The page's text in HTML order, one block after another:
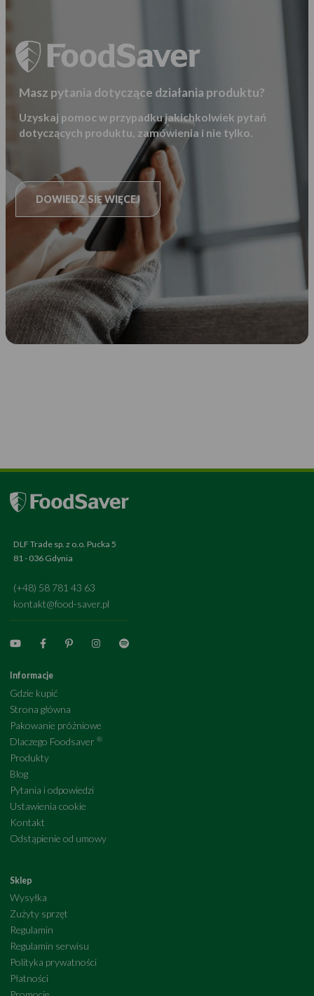
Masz pytania dotyczące działania produktu?
Uzyskaj pomoc w przypadku jakichkolwiek pytań
dotyczących produktu, zamówienia i nie tylko.
DOWIEDZ SIĘ WIĘCEJ
DLF Trade sp. z o.o. Pucka 5
81 - 036 Gdynia
(+48) 58 781 43 63
kontakt@food-saver.pl
Informacje
Gdzie kupić
Strona główna
Pakowanie próżniowe
Dlaczego Foodsaver ®
Produkty
Blog
Pytania i odpowiedzi
Ustawienia cookie
Kontakt
Odstąpienie od umowy
Sklep
Wysyłka
Zużyty sprzęt
Regulamin
Regulamin serwisu
Polityka prywatności
Płatności